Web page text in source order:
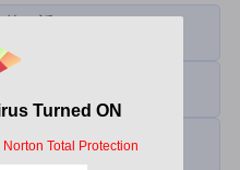
第16話
2ヶ月前